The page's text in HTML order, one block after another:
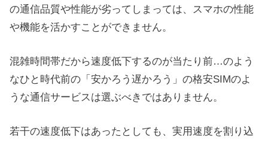
の通信品質や性能が劣ってしまっては、スマホの性能
や機能を活かすことができません。
混雑時間帯だから速度低下するのが当たり前…のよう
なひと時代前の「安かろう遅かろう」の格安SIMのよ
うな通信サービスは選ぶべきではありません。
若干の速度低下はあったとしても、実用速度を割り込